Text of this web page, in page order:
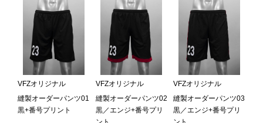
VFZオリジナル
縫製オーダーパンツ01
黒+番号プリント
VFZオリジナル
縫製オーダーパンツ02
黒／エンジ+番号プリ
VFZオリジナル
縫製オーダーパンツ03
黒／エンジ+番号プリ